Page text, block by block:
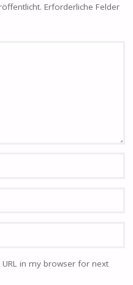
Erforderliche Felder
in my browser for next